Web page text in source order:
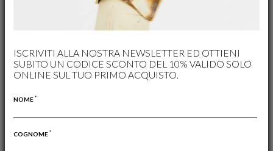
Pantalone No Gender In Bull Dyed
Felpa Spray In Maglia Di Cotone
ISCRIVITI ALLA NOSTRA NEWSLETTER ED OTTIENI
SUBITO UN CODICE SCONTO DEL 10% VALIDO SOLO
ONLINE SUL TUO PRIMO ACQUISTO.
NOME *
COGNOME *